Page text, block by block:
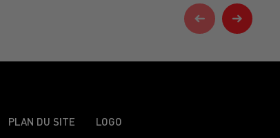
PLAN DU SITE LOGO